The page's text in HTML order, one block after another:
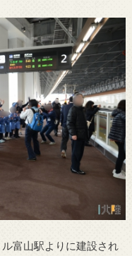
富山駅よりに建設され